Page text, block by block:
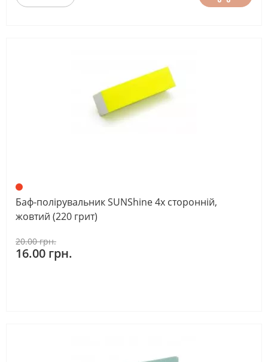
Баф-полірувальник SUNShine 4х сторонній,
жовтий (220 грит)
20.00 грн.
16.00 грн.